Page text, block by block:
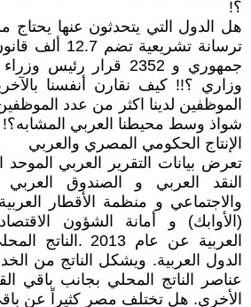
؟!
هل الدول التي يتحدثون عنها يحتاج
وزاري ؟!! كيف نقارن أنفسنا
الموظفين لدينا اكثر من عدد
شواذ وسط محيطنا العربي المشابه؟!
الإنتاج الحكومي المصري والعربي
تعرض بيانات التقرير العربي
النقد العربي و الصندوق العربي
والاجتماعي و منظمة الأقطار
(الأوابك) و أمانة الشؤون
العربية عن عام 2013
الدول العربية. ويشكل الناتج من
عناصر الناتج المحلي بجانب باقي
الأخرى. هل تختلف مصر كثيراً عن